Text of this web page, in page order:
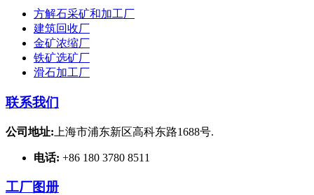
方解石采矿和加工厂
建筑回收厂
金矿浓缩厂
铁矿选矿厂
滑石加工厂
联系我们
公司地址: 上海市浦东新区高科东路1688号.
电话: +86 180 3780 8511
工厂图册